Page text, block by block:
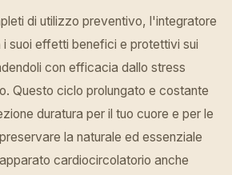
di utilizzo preventivo, l'integratore
suoi effetti benefici e protettivi sui
con efficacia dallo stress
Questo ciclo prolungato e costante
duratura per il tuo cuore e per le
la naturale ed essenziale
cardiocircolatorio anche